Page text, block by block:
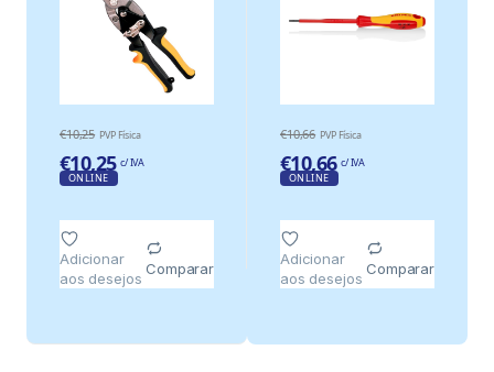
€10,25 PVP Física
€10,25 c/ IVA
ONLINE
Adicionar
aos desejos
Comparar
€10,66 PVP Física
€10,66 c/ IVA
ONLINE
Adicionar
aos desejos
Comparar